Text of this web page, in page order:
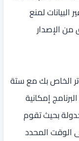
البيانات لمنع
من الإصدار
الخاص بك مع ستة
إمكانية
بحيث تقوم
الوقت المحدد